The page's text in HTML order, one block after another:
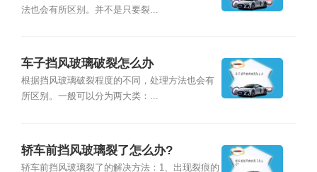
法也会有所区别。并不是只要裂...
车子挡风玻璃破裂怎么办
根据挡风玻璃破裂程度的不同，处理方法也会有
所区别。一般可以分为两大类：...
轿车前挡风玻璃裂了怎么办?
轿车前挡风玻璃裂了的解决方法：1、出现裂痕的